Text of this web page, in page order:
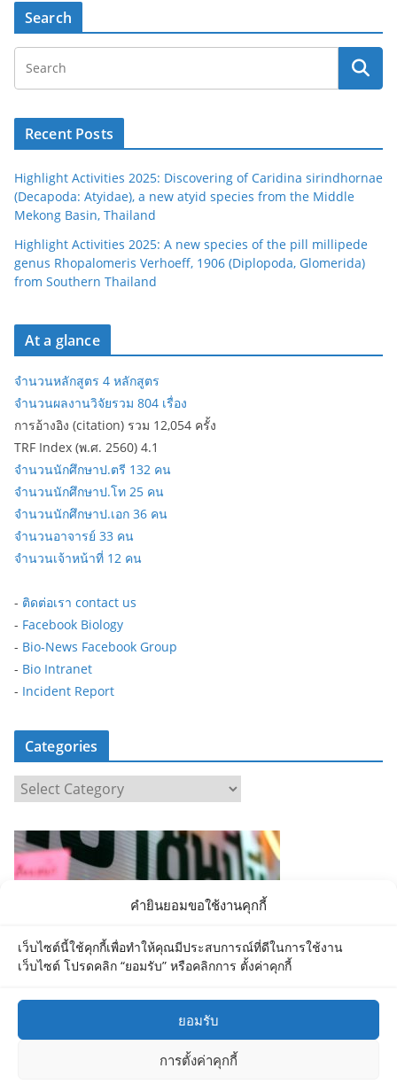
คำยินยอมขอใช้งานคุกกี้
เว็บไซต์นี้ใช้คุกกี้เพื่อทำให้คุณมีประสบการณ์ที่ดีในการใช้งาน
เว็บไซต์ โปรดคลิก “ยอมรับ” หรือคลิกการ ตั้งค่าคุกกี้
ยอมรับ
การตั้งค่าคุกกี้
Search
Recent Posts
Highlight Activities 2025: Discovering of Caridina sirindhornae
(Decapoda: Atyidae), a new atyid species from the Middle
Mekong Basin, Thailand
Highlight Activities 2025: A new species of the pill millipede
genus Rhopalomeris Verhoeff, 1906 (Diplopoda, Glomerida)
from Southern Thailand
At a glance
จำนวนหลักสูตร 4 หลักสูตร
จำนวนผลงานวิจัยรวม 804 เรื่อง
การอ้างอิง (citation) รวม 12,054 ครั้ง
TRF Index (พ.ศ. 2560) 4.1
จำนวนนักศึกษาป.ตรี 132 คน
จำนวนนักศึกษาป.โท 25 คน
จำนวนนักศึกษาป.เอก 36 คน
จำนวนอาจารย์ 33 คน
จำนวนเจ้าหน้าที่ 12 คน
- ติดต่อเรา contact us
- Facebook Biology
- Bio-News Facebook Group
- Bio Intranet
- Incident Report
Categories
a
t
e
g
e